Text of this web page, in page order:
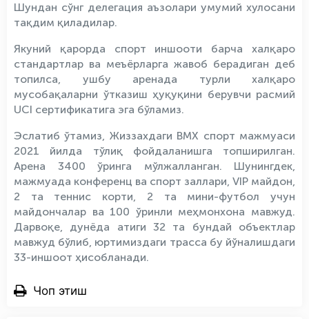
Шундан сўнг делегация аъзолари умумий хулосани
тақдим қиладилар.
Якуний қарорда спорт иншооти барча халқаро
стандартлар ва меъёрларга жавоб берадиган деб
топилса, ушбу аренада турли халқаро
мусобақаларни ўтказиш ҳуқуқини берувчи расмий
UCI сертификатига эга бўламиз.
Эслатиб ўтамиз, Жиззахдаги BMX спорт мажмуаси
2021 йилда тўлиқ фойдаланишга топширилган.
Арена 3400 ўринга мўлжалланган. Шунингдек,
мажмуада конференц ва спорт заллари, VIP майдон,
2 та теннис корти, 2 та мини-футбол учун
майдончалар ва 100 ўринли меҳмонхона мавжуд.
Дарвоқе, дунёда атиги 32 та бундай объектлар
мавжуд бўлиб, юртимиздаги трасса бу йўналишдаги
33-иншоот ҳисобланади.
Чоп этиш